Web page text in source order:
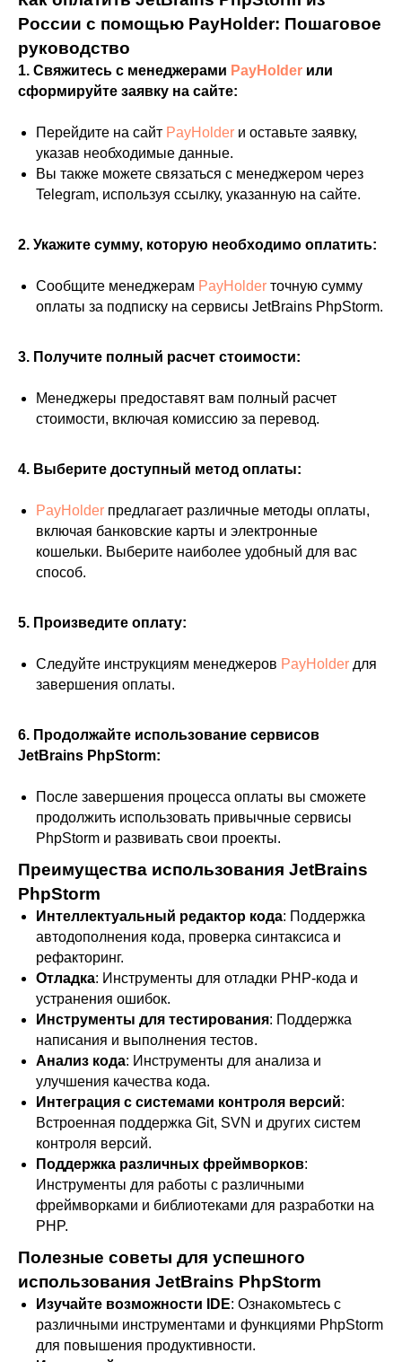
России с помощью PayHolder: Пошаговое
руководство
1. Свяжитесь с менеджерами PayHolder или
сформируйте заявку на сайте:
Перейдите на сайт PayHolder и оставьте заявку,
указав необходимые данные.
Вы также можете связаться с менеджером через
Telegram, используя ссылку, указанную на сайте.
2. Укажите сумму, которую необходимо оплатить:
Сообщите менеджерам PayHolder точную сумму
оплаты за подписку на сервисы JetBrains PhpStorm.
3. Получите полный расчет стоимости:
Менеджеры предоставят вам полный расчет
стоимости, включая комиссию за перевод.
4. Выберите доступный метод оплаты:
PayHolder предлагает различные методы оплаты,
включая банковские карты и электронные
кошельки. Выберите наиболее удобный для вас
способ.
5. Произведите оплату:
Следуйте инструкциям менеджеров PayHolder для
завершения оплаты.
6. Продолжайте использование сервисов
JetBrains PhpStorm:
После завершения процесса оплаты вы сможете
продолжить использовать привычные сервисы
PhpStorm и развивать свои проекты.
Преимущества использования JetBrains
PhpStorm
Интеллектуальный редактор кода: Поддержка
автодополнения кода, проверка синтаксиса и
рефакторинг.
Отладка: Инструменты для отладки PHP-кода и
устранения ошибок.
Инструменты для тестирования: Поддержка
написания и выполнения тестов.
Анализ кода: Инструменты для анализа и
улучшения качества кода.
Интеграция с системами контроля версий:
Встроенная поддержка Git, SVN и других систем
контроля версий.
Поддержка различных фреймворков:
Инструменты для работы с различными
фреймворками и библиотеками для разработки на
PHP.
Полезные советы для успешного
использования JetBrains PhpStorm
Изучайте возможности IDE: Ознакомьтесь с
различными инструментами и функциями PhpStorm
для повышения продуктивности.